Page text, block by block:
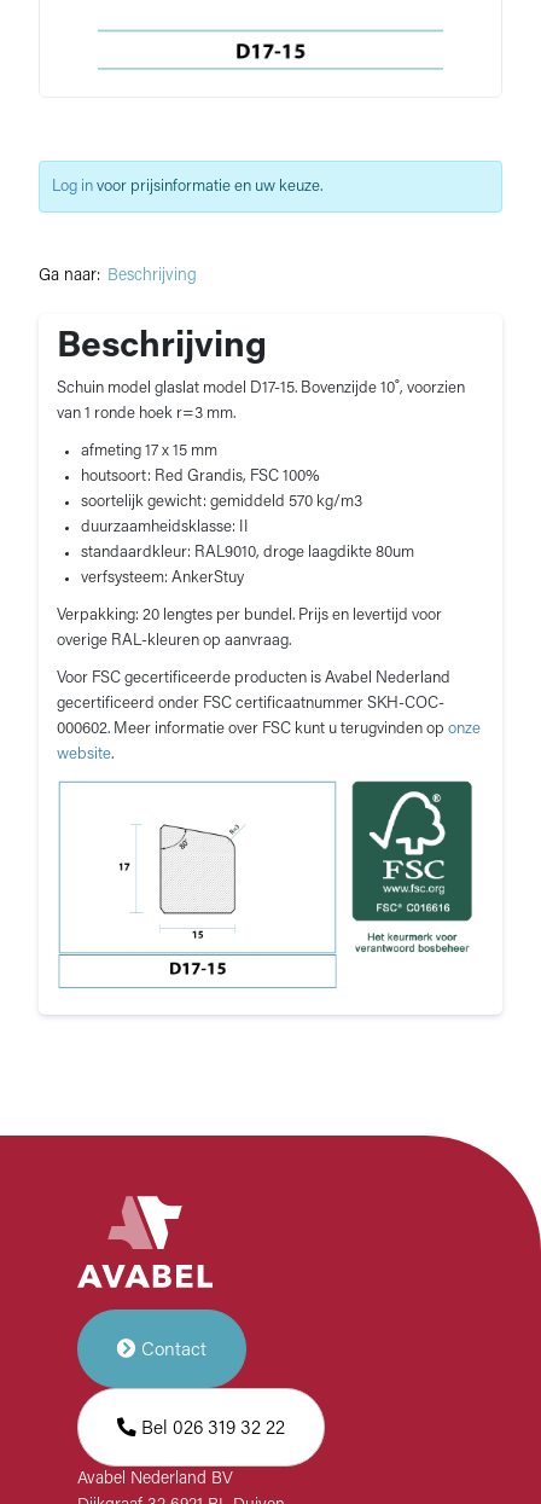
Ga naar: Beschrijving
Beschrijving
Schuin model glaslat model D17-15. Bovenzijde 10˚, voorzien
van 1 ronde hoek r=3 mm.
afmeting 17 x 15 mm
houtsoort: Red Grandis, FSC 100%
soortelijk gewicht: gemiddeld 570 kg/m3
duurzaamheidsklasse: II
standaardkleur: RAL9010, droge laagdikte 80um
verfsysteem: AnkerStuy
Verpakking: 20 lengtes per bundel. Prijs en levertijd voor
overige RAL-kleuren op aanvraag.
Voor FSC gecertificeerde producten is Avabel Nederland
gecertificeerd onder FSC certificaatnummer SKH-COC-
000602. Meer informatie over FSC kunt u terugvinden op onze
website.
Log in voor prijsinformatie en uw keuze.
Contact
Bel 026 319 32 22
Avabel Nederland BV